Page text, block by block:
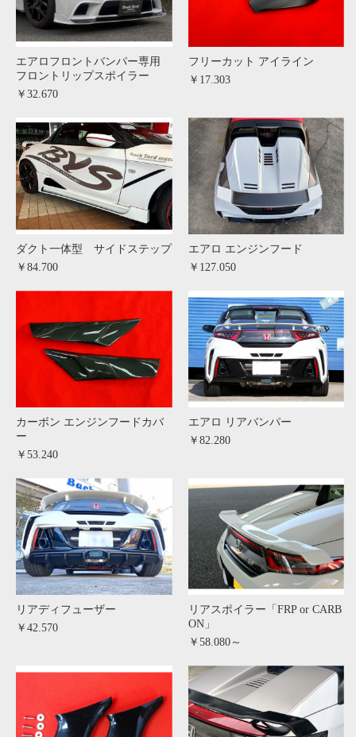
エアロフロントバンパー専用
フロントリップスポイラー
￥32.670
フリーカット アイライン
￥17.303
ダクト一体型 サイドステップ
￥84.700
エアロ エンジンフード
￥127.050
カーボン エンジンフードカバ
ー
￥53.240
エアロ リアバンパー
￥82.280
リアディフューザー
￥42.570
リアスポイラー「FRP or CARB
ON」
￥58.080～